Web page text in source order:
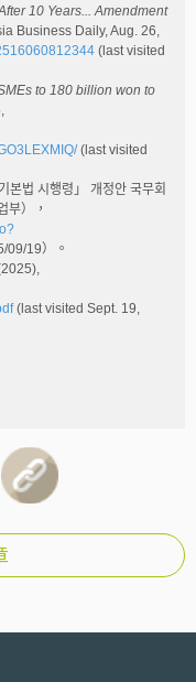
10 Years... Amendment
Business Daily, Aug. 26,
(last visited
to 180 billion won to
(last visited
본법 시행령」 개정안 국무회
부），
09/19）。
(last visited Sept. 19,